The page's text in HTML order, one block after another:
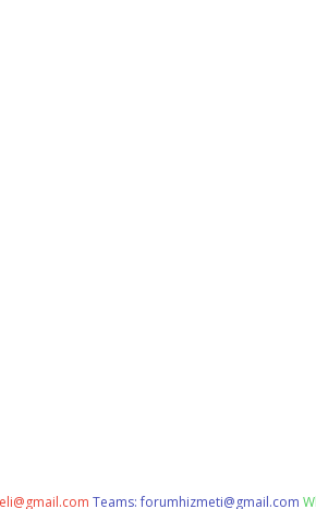
Teams:forumhizmeti@gmail.com